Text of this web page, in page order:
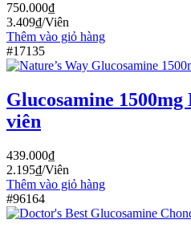
750.000₫
3.409₫/Viên
Thêm vào giỏ hàng
#17135
Glucosamine 1500mg
viên
439.000₫
2.195₫/Viên
Thêm vào giỏ hàng
#96164